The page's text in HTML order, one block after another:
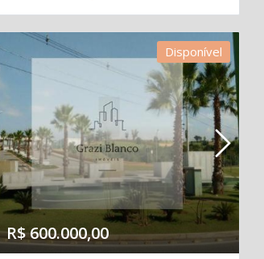
Disponível
R$ 600.000,00